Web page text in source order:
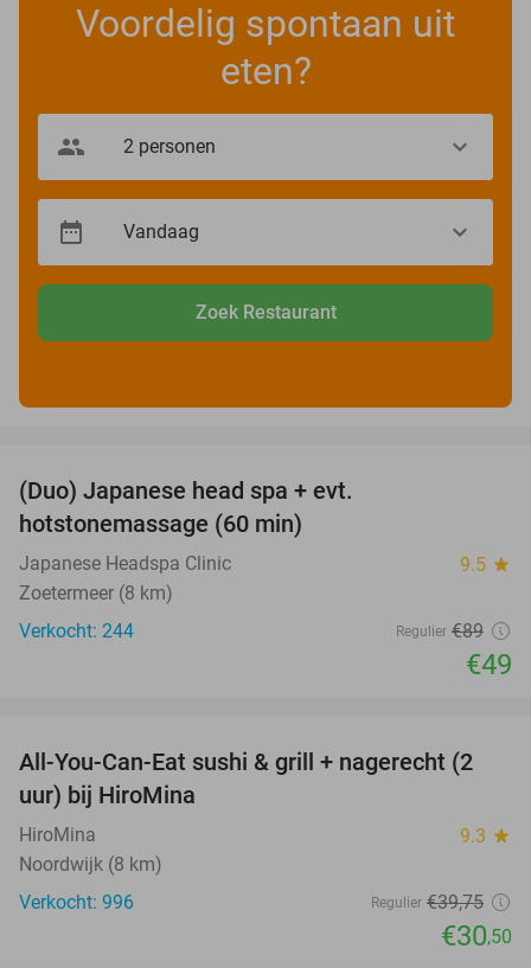
Voordelig spontaan uit
eten?
Zoek Restaurant
(Duo) Japanese head spa + evt.
hotstonemassage (60 min)
Japanese Headspa Clinic 9.5 star
Zoetermeer (8 km)
Verkocht: 244
Regulier €89
€49
23%
All-You-Can-Eat sushi & grill + nagerecht (2
uur) bij HiroMina
HiroMina 9.3 star
Noordwijk (8 km)
Verkocht: 996
Regulier €39,75
€30,50